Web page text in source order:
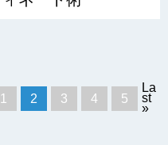
1 2 3 4 5
La
st
»